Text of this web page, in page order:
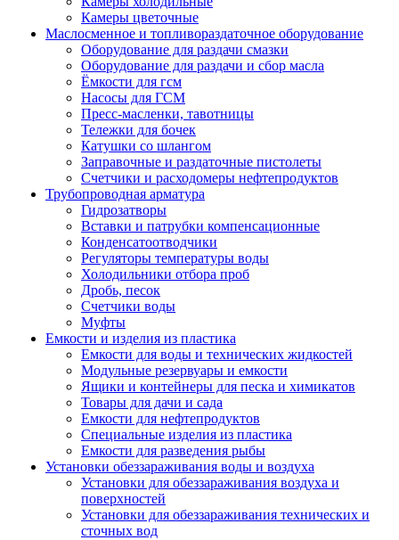
Камеры цветочные
Маслосменное и топливораздаточное оборудование
Оборудование для раздачи смазки
Оборудование для раздачи и сбор масла
Ёмкости для гсм
Насосы для ГСМ
Пресс-масленки, тавотницы
Тележки для бочек
Катушки со шлангом
Заправочные и раздаточные пистолеты
Счетчики и расходомеры нефтепродуктов
Трубопроводная арматура
Гидрозатворы
Вставки и патрубки компенсационные
Конденсатоотводчики
Регуляторы температуры воды
Холодильники отбора проб
Дробь, песок
Счетчики воды
Муфты
Емкости и изделия из пластика
Емкости для воды и технических жидкостей
Модульные резервуары и емкости
Ящики и контейнеры для песка и химикатов
Товары для дачи и сада
Емкости для нефтепродуктов
Специальные изделия из пластика
Емкости для разведения рыбы
Установки обеззараживания воды и воздуха
Установки для обеззараживания воздуха и
поверхностей
Установки для обеззараживания технических и
сточных вод